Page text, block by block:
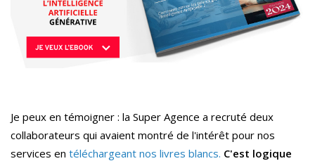
Je peux en témoigner : la Super Agence a recruté deux
collaborateurs qui avaient montré de l'intérêt pour nos
services en téléchargeant nos livres blancs. C'est logique